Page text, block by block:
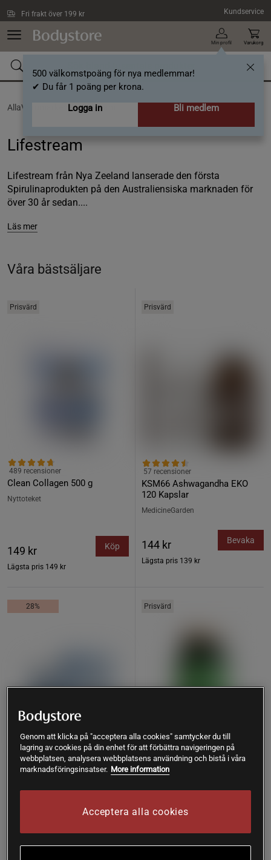
Fri frakt över 199 kr Kundservice
Min profil
500 välkomstpoäng för nya medlemmar!
✔ Du får 1 poäng per krona.
Logga in
Bli medlem
Varukorg
AllaVarumärken /Lifestream
Lifestream
Lifestream från Nya Zeeland lanserade den första
Spirulinaprodukten på den Australiensiska marknaden för
över 30 år sedan....
Läs mer
Våra bästsäljare
Prisvärd
Clean Collagen 500 g
489 recensioner
Nyttoteket
149 kr
Lägsta pris 149 kr
Köp
Prisvärd
KSM66 Ashwagandha EKO
120 Kapslar
57 recensioner
MedicineGarden
144 kr
Lägsta pris 139 kr
Bevaka
28%
58 recensioner
Köp
Prisvärd
tabletter
118 recensioner
Great Earth
94 kr
Genom att klicka på "acceptera alla cookies" samtycker du till
lagring av cookies på din enhet för att förbättra navigeringen på
webbplatsen, analysera webbplatsens användning och bistå i våra
marknadsföringsinsatser. More information
Acceptera alla cookies